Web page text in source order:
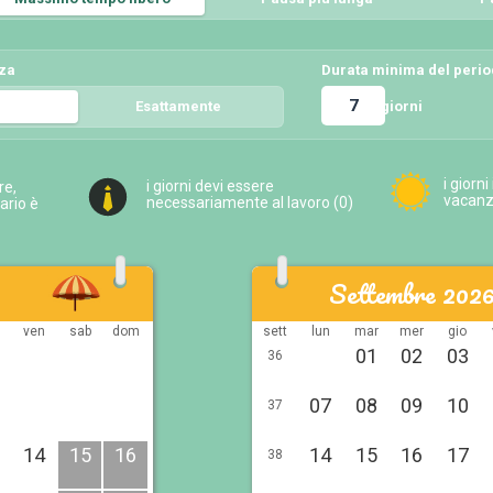
Esattamente
Durata minima del
giorni
è
i giorni devi essere
necessariamente al lavoro (0)
i giorni
ven sab dom
14 15 16
Settembre
sett lun mar mer gio
36
01 02 03
37 07 08 09 10
38 14 15 16 17